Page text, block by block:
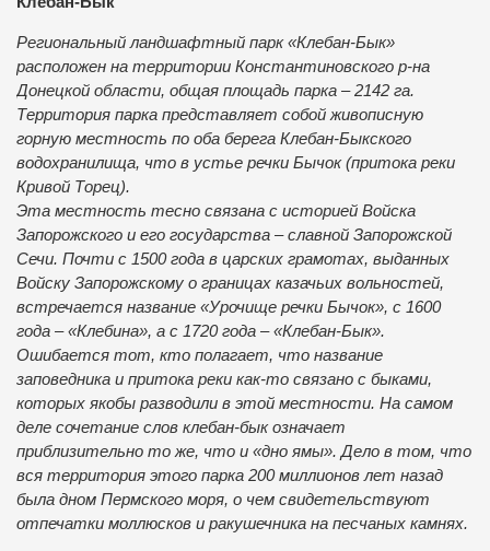
Региональный ландшафтный парк «Клебан-Бык»
расположен на территории Константиновского р-на
Донецкой области, общая площадь парка – 2142 га.
Территория парка представляет собой живописную
горную местность по оба берега Клебан-Быкского
водохранилища, что в устье речки Бычок (притока реки
Кривой Торец).
Эта местность тесно связана с историей Войска
Запорожского и его государства – славной Запорожской
Сечи. Почти с 1500 года в царских грамотах, выданных
Войску Запорожскому о границах казачьих вольностей,
встречается название «Урочище речки Бычок», с 1600
года – «Клебина», а с 1720 года – «Клебан-Бык».
Ошибается тот, кто полагает, что название
заповедника и притока реки как-то связано с быками,
которых якобы разводили в этой местности. На самом
деле сочетание слов клебан-бык означает
приблизительно то же, что и «дно ямы». Дело в том, что
вся территория этого парка 200 миллионов лет назад
была дном Пермского моря, о чем свидетельствуют
отпечатки моллюсков и ракушечника на песчаных камнях.